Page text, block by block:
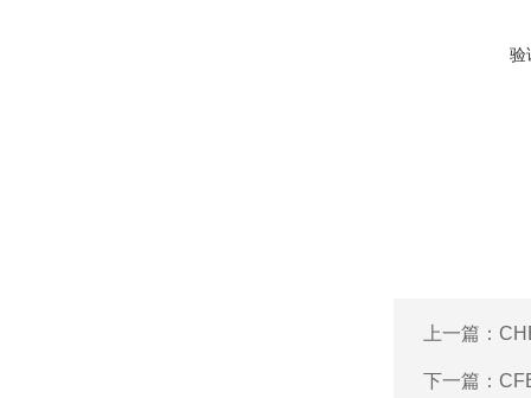
验
上一篇：
下一篇：